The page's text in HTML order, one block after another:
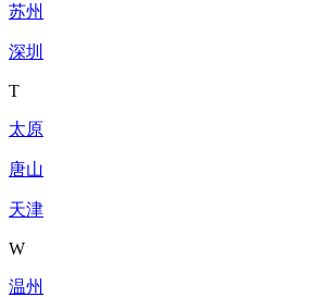
苏州
深圳
T
太原
唐山
天津
W
温州